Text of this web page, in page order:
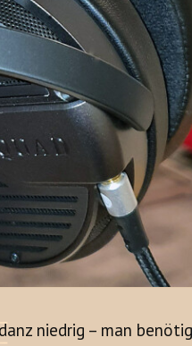
niedrig – man